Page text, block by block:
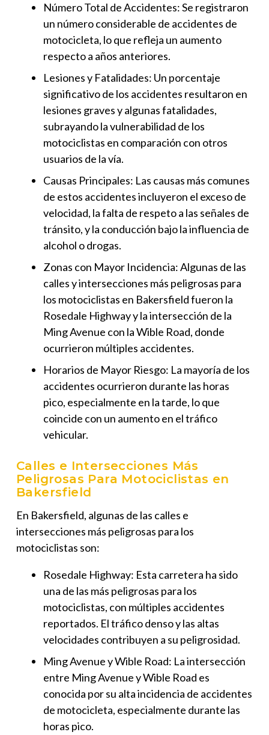
Número Total de Accidentes: Se registraron
un número considerable de accidentes de
motocicleta, lo que refleja un aumento
respecto a años anteriores.
Lesiones y Fatalidades: Un porcentaje
significativo de los accidentes resultaron en
lesiones graves y algunas fatalidades,
subrayando la vulnerabilidad de los
motociclistas en comparación con otros
usuarios de la vía.
Causas Principales: Las causas más comunes
de estos accidentes incluyeron el exceso de
velocidad, la falta de respeto a las señales de
tránsito, y la conducción bajo la influencia de
alcohol o drogas.
Zonas con Mayor Incidencia: Algunas de las
calles y intersecciones más peligrosas para
los motociclistas en Bakersfield fueron la
Rosedale Highway y la intersección de la
Ming Avenue con la Wible Road, donde
ocurrieron múltiples accidentes.
Horarios de Mayor Riesgo: La mayoría de los
accidentes ocurrieron durante las horas
pico, especialmente en la tarde, lo que
coincide con un aumento en el tráfico
vehicular.
Calles e Intersecciones Más
Peligrosas Para Motociclistas en
Bakersfield
En Bakersfield, algunas de las calles e
intersecciones más peligrosas para los
motociclistas son:
Rosedale Highway: Esta carretera ha sido
una de las más peligrosas para los
motociclistas, con múltiples accidentes
reportados. El tráfico denso y las altas
velocidades contribuyen a su peligrosidad.
Ming Avenue y Wible Road: La intersección
entre Ming Avenue y Wible Road es
conocida por su alta incidencia de accidentes
de motocicleta, especialmente durante las
horas pico.